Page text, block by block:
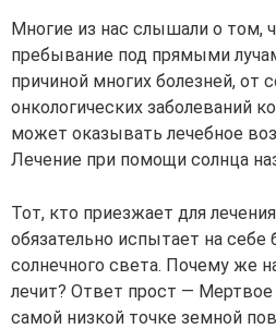
Многие из нас слышали о том,
пребывание под прямыми
причиной многих болезней, от
онкологических заболеваний
может оказывать лечебное
Лечение при помощи солнца
Тот, кто приезжает для
обязательно испытает на себе
солнечного света. Почему же
лечит? Ответ прост —
самой низкой точке земной